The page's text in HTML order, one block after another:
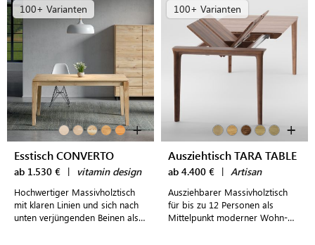
100+ Varianten
+
Esstisch CONVERTO
ab 1.530 € | vitamin design
Hochwertiger Massivholztisch
mit klaren Linien und sich nach
unten verjüngenden Beinen als
100+ Varianten
+
Ausziehtisch TARA TABLE
ab 4.400 € | Artisan
Ausziehbarer Massivholztisch
für bis zu 12 Personen als
Mittelpunkt moderner Wohn-